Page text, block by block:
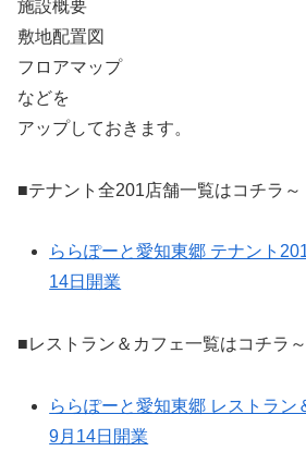
施設概要
敷地配置図
フロアマップ
などを
アップしておきます。
■テナント全201店舗一覧はコチラ～
ららぽーと愛知東郷 テナント
14日開業
■レストラン＆カフェ一覧はコチラ～
ららぽーと愛知東郷 レストラン
9月14日開業